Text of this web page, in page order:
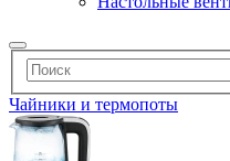
Чайники и термопоты